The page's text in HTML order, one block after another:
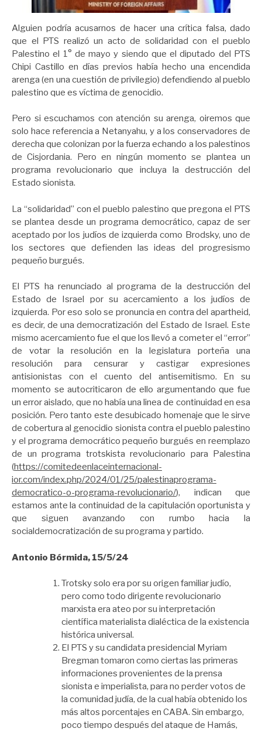
Alguien podría acusarnos de hacer una crítica falsa, dado
que el PTS realizó un acto de solidaridad con el pueblo
Palestino el 1° de mayo y siendo que el diputado del PTS
Chipi Castillo en días previos había hecho una encendida
arenga (en una cuestión de privilegio) defendiendo al pueblo
palestino que es víctima de genocidio.
Pero si escuchamos con atención su arenga, oiremos que
solo hace referencia a Netanyahu, y a los conservadores de
derecha que colonizan por la fuerza echando a los palestinos
de Cisjordania. Pero en ningún momento se plantea un
programa revolucionario que incluya la destrucción del
Estado sionista.
La “solidaridad” con el pueblo palestino que pregona el PTS
se plantea desde un programa democrático, capaz de ser
aceptado por los judíos de izquierda como Brodsky, uno de
los sectores que defienden las ideas del progresismo
pequeño burgués.
El PTS ha renunciado al programa de la destrucción del
Estado de Israel por su acercamiento a los judíos de
izquierda. Por eso solo se pronuncia en contra del apartheid,
es decir, de una democratización del Estado de Israel. Este
mismo acercamiento fue el que los llevó a cometer el “error”
de votar la resolución en la legislatura porteña una
resolución para censurar y castigar expresiones
antisionistas con el cuento del antisemitismo. En su
momento se autocriticaron de ello argumentando que fue
un error aislado, que no había una linea de continuidad en esa
posición. Pero tanto este desubicado homenaje que le sirve
de cobertura al genocidio sionista contra el pueblo palestino
y el programa democrático pequeño burgués en reemplazo
de un programa trotskista revolucionario para Palestina
(https://comitedeenlaceinternacional-
ior.com/index.php/2024/01/25/palestinaprograma-
democratico-o-programa-revolucionario/), indican que
estamos ante la continuidad de la capitulación oportunista y
que siguen avanzando con rumbo hacia la
socialdemocratización de su programa y partido.
Antonio Bórmida, 15/5/24
Trotsky solo era por su origen familiar judío,
pero como todo dirigente revolucionario
marxista era ateo por su interpretación
científica materialista dialéctica de la existencia
histórica universal.
El PTS y su candidata presidencial Myriam
Bregman tomaron como ciertas las primeras
informaciones provenientes de la prensa
sionista e imperialista, para no perder votos de
la comunidad judía, de la cual había obtenido los
más altos porcentajes en CABA. Sin embargo,
poco tiempo después del ataque de Hamás,